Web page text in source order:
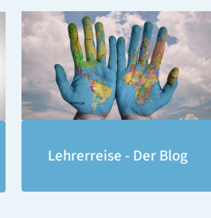
Lehrerreise - Der Blog